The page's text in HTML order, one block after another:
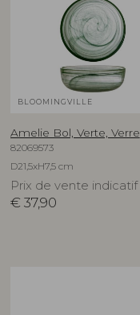
BLOOMINGVILLE
Amelie Bol, Verte, Verre
82069573
D21,5xH7,5 cm
Prix de vente indicatif
€ 37,90